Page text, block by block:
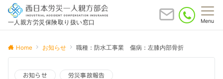
一人親方労災保険取り扱い窓口 Menu
Home お知らせ 職種：防水工事業 傷病：左膝内部骨折
お知らせ 労災事故報告